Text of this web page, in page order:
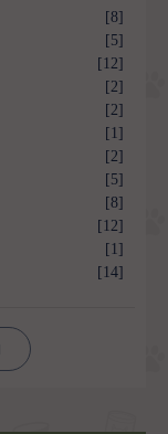
[8]
[5]
[12]
[2]
[2]
[1]
[2]
[5]
[8]
[12]
[1]
[14]